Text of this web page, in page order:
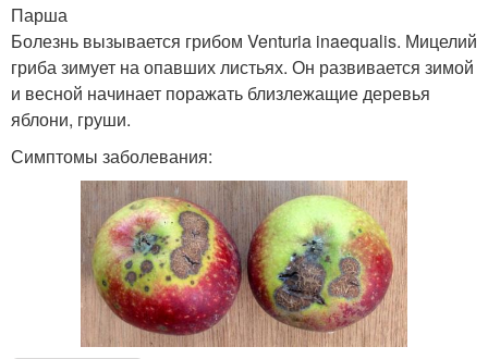
Парша
Болезнь вызывается грибом Venturia inaequalis. Мицелий
гриба зимует на опавших листьях. Он развивается зимой
и весной начинает поражать близлежащие деревья
яблони, груши.
Симптомы заболевания: